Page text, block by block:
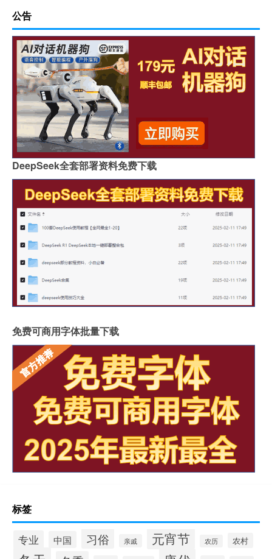
公告
DeepSeek全套部署资料免费下载
免费可商用字体批量下载
标签
专业 中国 习俗 亲戚 元宵节 农历 农村